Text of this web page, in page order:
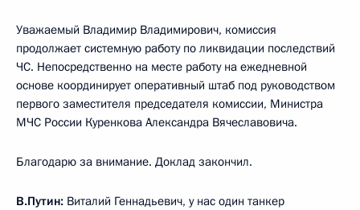
Уважаемый Владимир Владимирович, комиссия
продолжает системную работу по ликвидации последствий
ЧС. Непосредственно на месте работу на ежедневной
основе координирует оперативный штаб под руководством
первого заместителя председателя комиссии, Министра
МЧС России Куренкова Александра Вячеславовича.
Благодарю за внимание. Доклад закончил.
В.Путин: Виталий Геннадьевич, у нас один танкер